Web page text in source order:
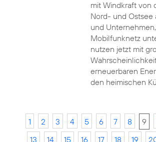
mit Windkraft von
Nord- und Ostsee
und
Mobilfunknetz
nutzen jetzt mit
erneuerbaren
den heimischen
1 2 3 4 5 6 7 8 9
13
14 15 16 17 18 19